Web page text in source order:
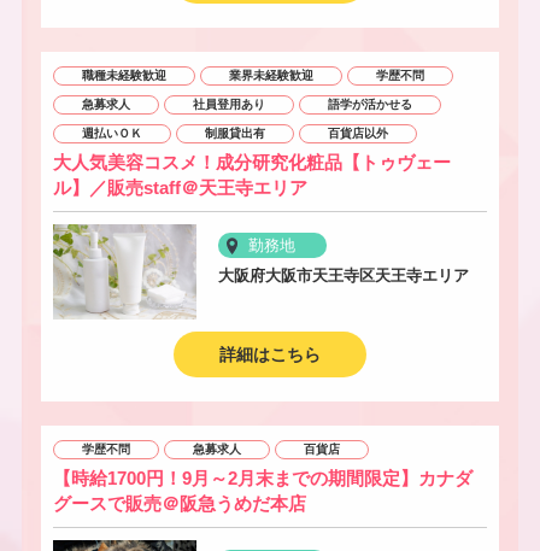
職種未経験歓迎 業界未経験歓迎 学歴不問
急募求人 社員登用あり 語学が活かせる
週払いＯＫ 制服貸出有 百貨店以外
大人気美容コスメ！成分研究化粧品【トゥヴェー
ル】／販売staff＠天王寺エリア
勤務地
大阪府大阪市天王寺区天王寺エリア
詳細はこちら
学歴不問 急募求人 百貨店
【時給1700円！9月～2月末までの期間限定】カナダ
グースで販売＠阪急うめだ本店